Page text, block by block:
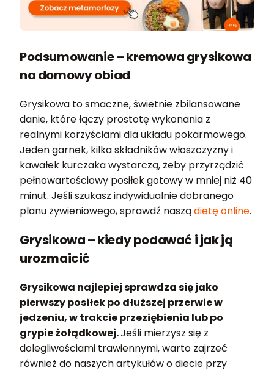
Podsumowanie – kremowa grysikowa
na domowy obiad
Grysikowa to smaczne, świetnie zbilansowane
danie, które łączy prostotę wykonania z
realnymi korzyściami dla układu pokarmowego.
Jeden garnek, kilka składników włoszczyzny i
kawałek kurczaka wystarczą, żeby przyrządzić
pełnowartościowy posiłek gotowy w mniej niż 40
minut. Jeśli szukasz indywidualnie dobranego
planu żywieniowego, sprawdź nasządietę online.
Grysikowa – kiedy podawać i jak ją
urozmaicić
Grysikowa najlepiej sprawdza się jako
pierwszy posiłek po dłuższej przerwie w
jedzeniu, w trakcie przeziębienia lub po
grypie żołądkowej.Jeśli mierzysz się z
dolegliwościami trawiennymi, warto zajrzeć
również do naszych artykułów o diecie przy